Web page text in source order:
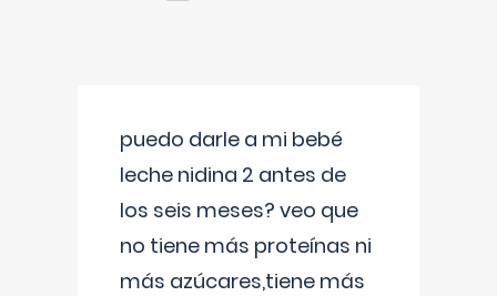
puedo darle a mi bebé
leche nidina 2 antes de
los seis meses? veo que
no tiene más proteínas ni
más azúcares,tiene más